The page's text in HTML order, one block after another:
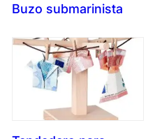
Buzo submarinista